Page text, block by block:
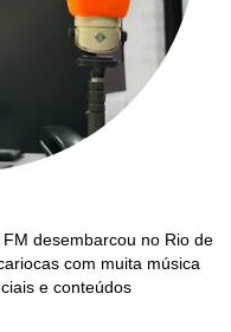
desembarcou no Rio de
com muita música
e conteúdos